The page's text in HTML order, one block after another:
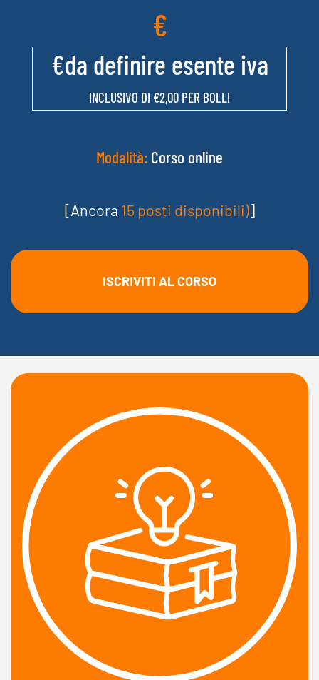
Il workshop ha l'obiettivo di trasferire metodi e
analisi e report dell'audit clinico, sia per costruire un
integrato nei processi di governo aziendale.
€
€da definire esente iva
INCLUSIVO DI €2,00 PER BOLLI
Modalità: Corso online
[Ancora 15 posti disponibili)]
ISCRIVITI AL CORSO